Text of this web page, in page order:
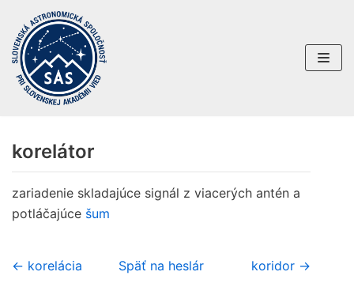
Preskočiť
na
obsah
korelátor
zariadenie skladajúce signál z viacerých antén a
potláčajúce šum
← korelácia Späť na heslár koridor →